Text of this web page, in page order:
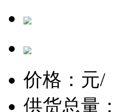
价格： 元/
供货总量：